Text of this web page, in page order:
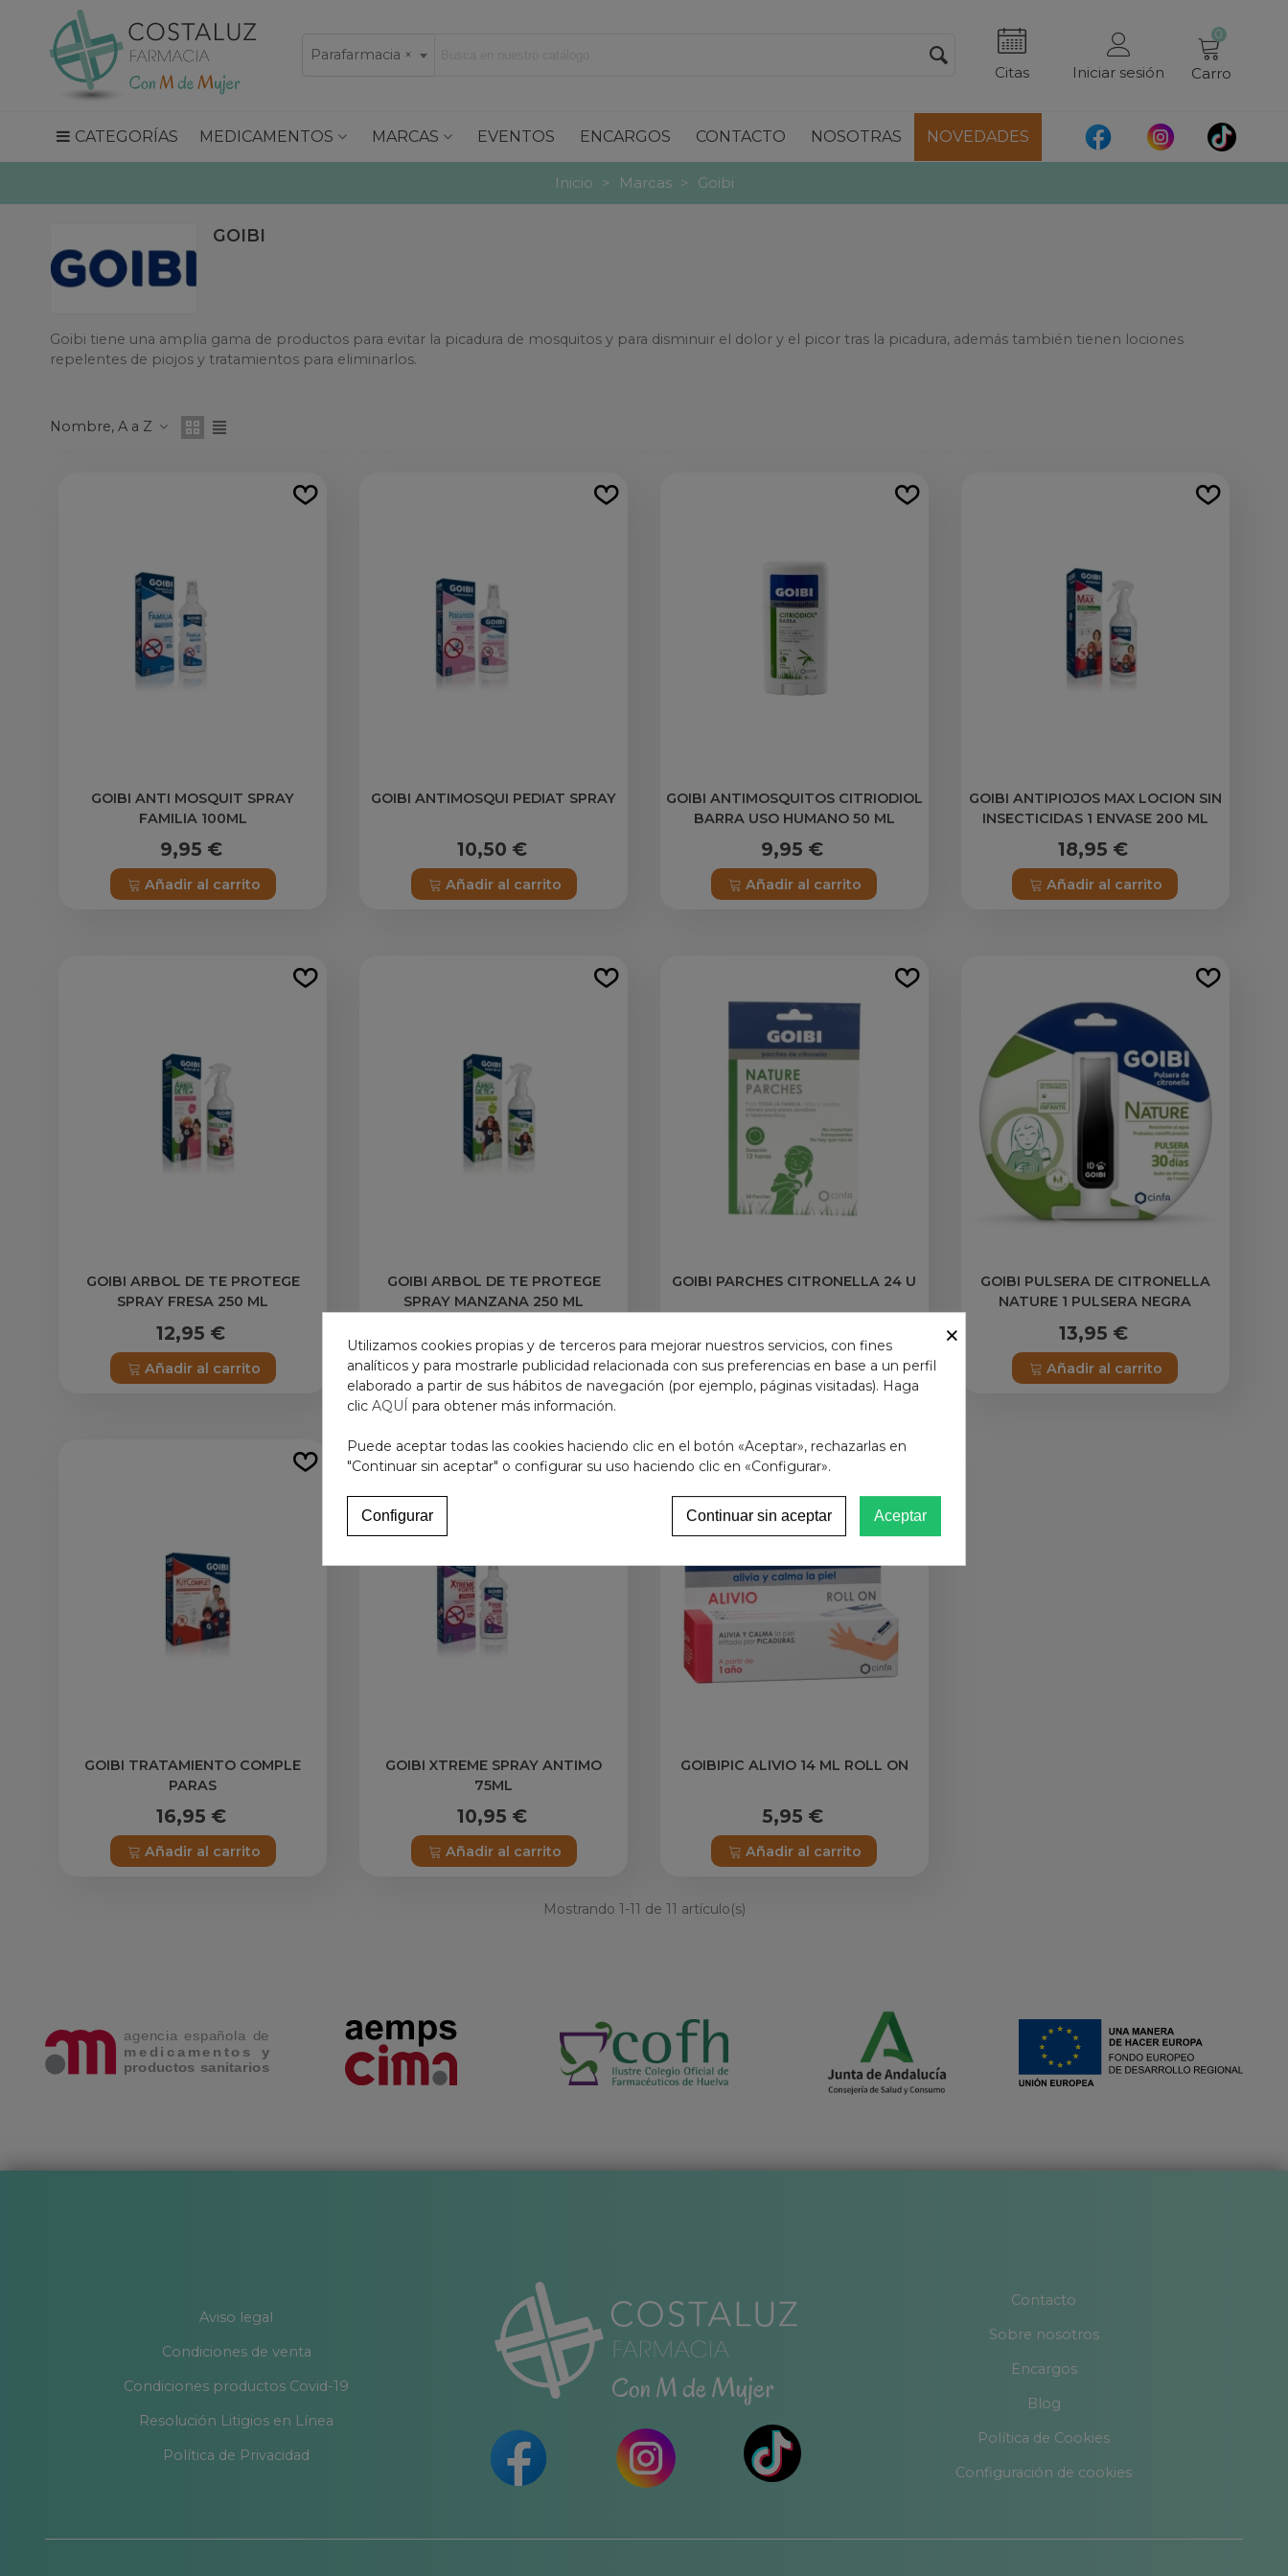
×
Parafarmacia
Citas Iniciar sesión
0
Carro
CATEGORÍAS MEDICAMENTOS MARCAS EVENTOS ENCARGOS CONTACTO NOSOTRAS NOVEDADES
Inicio > Marcas > Goibi
GOIBI
Goibi tiene una amplia gama de productos para evitar la picadura de mosquitos y para disminuir el dolor y el picor tras la picadura, además también tienen lociones
repelentes de piojos y tratamientos para eliminarlos.
Nombre, A a Z
GOIBI ANTI MOSQUIT SPRAY
FAMILIA 100ML
9,95 €
Añadir al carrito
GOIBI ANTIMOSQUI PEDIAT SPRAY
10,50 €
Añadir al carrito
GOIBI ANTIMOSQUITOS CITRIODIOL
BARRA USO HUMANO 50 ML
9,95 €
Añadir al carrito
GOIBI ANTIPIOJOS MAX LOCION SIN
INSECTICIDAS 1 ENVASE 200 ML
18,95 €
Añadir al carrito
GOIBI ARBOL DE TE PROTEGE
SPRAY FRESA 250 ML
12,95 €
Añadir al carrito
GOIBI ARBOL DE TE PROTEGE
SPRAY MANZANA 250 ML
Añadir al carrito
GOIBI PARCHES CITRONELLA 24 U
Añadir al carrito
GOIBI PULSERA DE CITRONELLA
NATURE 1 PULSERA NEGRA
13,95 €
Añadir al carrito
GOIBI TRATAMIENTO COMPLE
PARAS
16,95 €
Añadir al carrito
GOIBI XTREME SPRAY ANTIMO
75ML
10,95 €
Añadir al carrito
GOIBIPIC ALIVIO 14 ML ROLL ON
5,95 €
Añadir al carrito
Mostrando 1-11 de 11 artículo(s)
Aviso legal
Condiciones de venta
Condiciones productos Covid-19
Resolución Litigios en Línea
Política de Privacidad
Contacto
Sobre nosotros
Encargos
Blog
Política de Cookies
Configuración de cookies
×
Utilizamos cookies propias y de terceros para mejorar nuestros servicios, con fines
analíticos y para mostrarle publicidad relacionada con sus preferencias en base a un perfil
elaborado a partir de sus hábitos de navegación (por ejemplo, páginas visitadas). Haga
clic AQUÍ para obtener más información.
Puede aceptar todas las cookies haciendo clic en el botón «Aceptar», rechazarlas en
"Continuar sin aceptar" o configurar su uso haciendo clic en «Configurar».
Aceptar
Continuar sin aceptar
Configurar